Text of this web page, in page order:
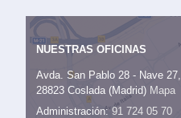
NUESTRAS OFICINAS
Avda. San Pablo 28 - Nave 27,
28823 Coslada (Madrid) Mapa
Administración:91 724 05 70